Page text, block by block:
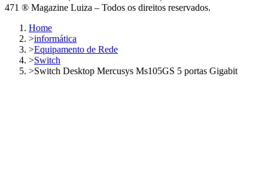
471 ® Magazine Luiza – Todos os direitos reservados.
Home
>informática
>Equipamento de Rede
>Switch
>Switch Desktop Mercusys Ms105GS 5 portas Gigabit